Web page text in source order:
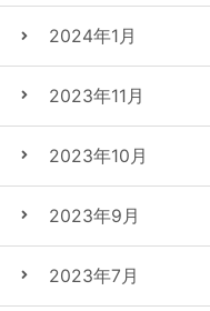
2024年1月
2023年11月
2023年10月
2023年9月
2023年7月